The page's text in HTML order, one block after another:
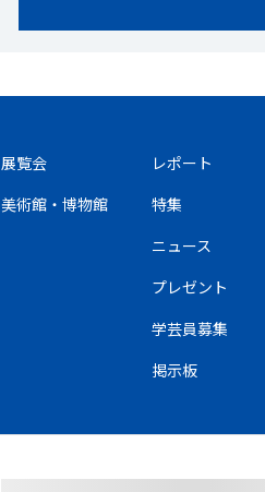
展覧会
美術館・博物館
レポート
特集
ニュース
プレゼント
学芸員募集
掲示板